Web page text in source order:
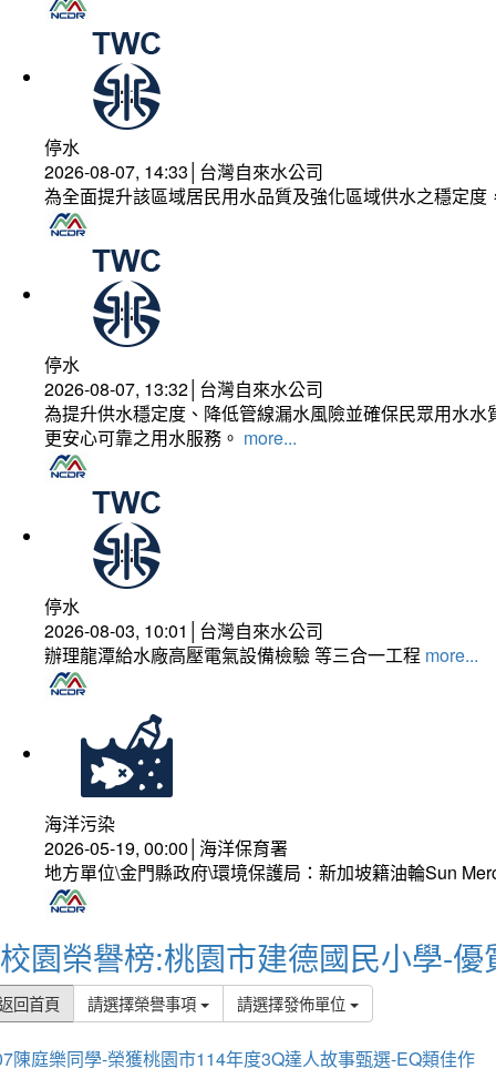
停水
2026-08-07, 14:33│台灣自來水公司
為全面提升該區域居民用水品質及強化區域供水之穩定
停水
2026-08-07, 13:32│台灣自來水公司
為提升供水穩定度、降低管線漏水風險並確保民眾用水
更安心可靠之用水服務。 more...
停水
2026-08-03, 10:01│台灣自來水公司
辦理龍潭給水廠高壓電氣設備檢驗 等三合一工程 more...
海洋污染
2026-05-19, 00:00│海洋保育署
地方單位\金門縣政府\環境保護局：新加坡籍油輪Sun
校園榮譽榜:桃園市建德國民小學-優
回首頁 請選擇榮譽事項 請選擇發佈單位
陳庭樂同學-榮獲桃園市114年度3Q達人故事甄選-EQ類佳作